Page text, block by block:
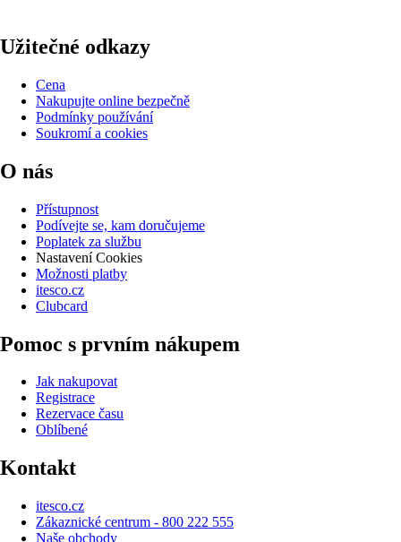
Užitečné odkazy
Cena
Nakupujte online bezpečně
Podmínky používání
Soukromí a cookies
O nás
Přístupnost
Podívejte se, kam doručujeme
Poplatek za službu
Nastavení Cookies
Možnosti platby
itesco.cz
Clubcard
Pomoc s prvním nákupem
Jak nakupovat
Registrace
Rezervace času
Oblíbené
Kontakt
itesco.cz
Zákaznické centrum - 800 222 555
Naše obchody